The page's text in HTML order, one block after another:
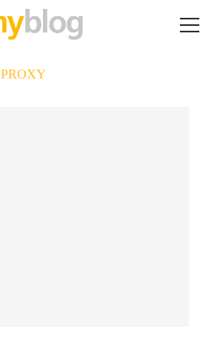
PROXY